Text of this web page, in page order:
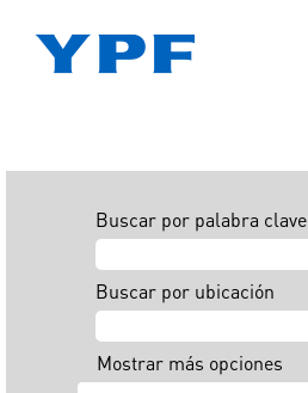
Buscar por palabra clave
Buscar por ubicación
Mostrar más opciones